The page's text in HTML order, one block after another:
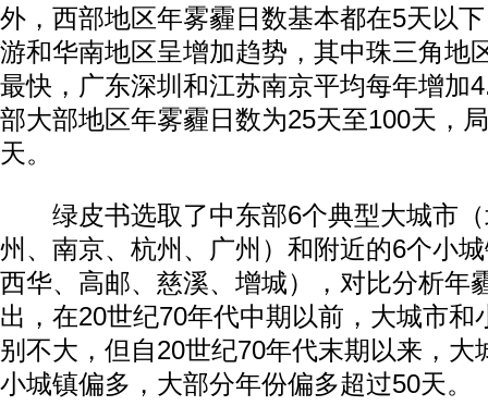
外，西部地区年雾霾日数基本都在5天以
游和华南地区呈增加趋势，其中珠三角地
最快，广东深圳和江苏南京平均每年增加
部大部地区年雾霾日数为25天至100天，
天。
绿皮书选取了中东部6个典型大城市（
州、南京、杭州、广州）和附近的6个小
西华、高邮、慈溪、增城），对比分析年
出，在20世纪70年代中期以前，大城市和
别不大，但自20世纪70年代末期以来，大
小城镇偏多，大部分年份偏多超过50天。